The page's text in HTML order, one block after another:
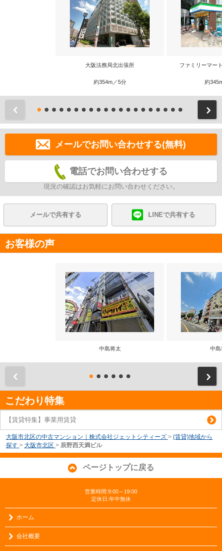
大阪法務局北出張所
約354m／5分
ファミリーマー
約
メールでお問い合わせする(無料)
電話でお問い合わせする
現況の確認はお気軽にお問い合わせください。
メールで共有する LINEで共有する
お客様の声
中島将太 中島
こだわり特集
【賃貸特集】事業用賃貸
大阪市北区の中古マンション｜株式会社ジェットシティーズ > (賃貸)地域から
探す > 大阪市北区 > 辰野西天満ビル
ページトップに戻る
営業時間:9:00～19:00
定休日:年中無休
ホーム
会社概要